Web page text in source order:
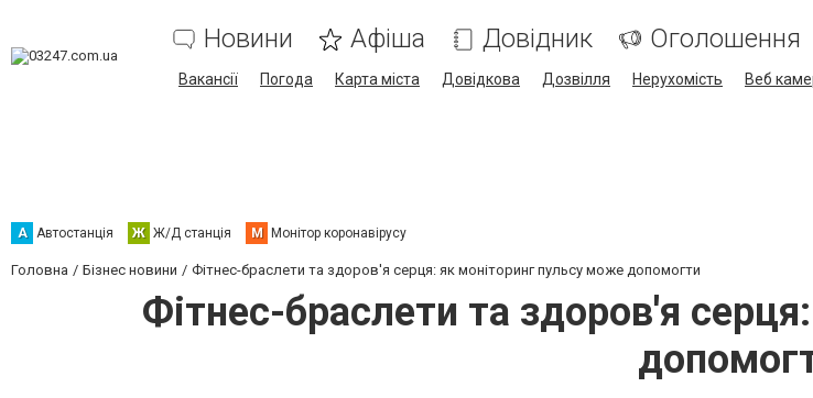
Новини Афіша Довідник Оголошення
Вакансії Погода Карта міста Довідкова Дозвілля Нерухомість Веб
А Автостанція Ж Ж/Д станція М Монітор коронавірусу
Головна Бізнес новини Фітнес-браслети та здоров'я серця: як моніторинг пульсу може допомогти
Фітнес-браслети та здоров'я